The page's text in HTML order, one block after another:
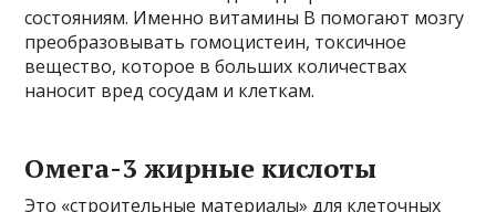
состояниям. Именно витамины B помогают мозгу
преобразовывать гомоцистеин, токсичное
вещество, которое в больших количествах
наносит вред сосудам и клеткам.
Омега-3 жирные кислоты
Это «строительные материалы» для клеточных